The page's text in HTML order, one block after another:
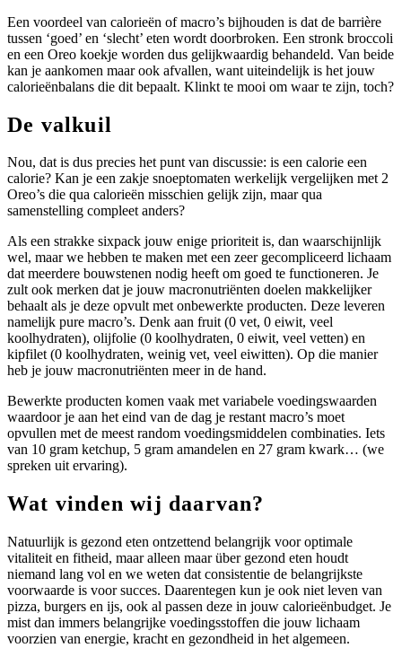
Een voordeel van calorieën of macro’s bijhouden is dat de barrière
tussen ‘goed’ en ‘slecht’ eten wordt doorbroken. Een stronk broccoli
en een Oreo koekje worden dus gelijkwaardig behandeld. Van beide
kan je aankomen maar ook afvallen, want uiteindelijk is het jouw
calorieënbalans die dit bepaalt. Klinkt te mooi om waar te zijn, toch?
De valkuil
Nou, dat is dus precies het punt van discussie: is een calorie een
calorie? Kan je een zakje snoeptomaten werkelijk vergelijken met 2
Oreo’s die qua calorieën misschien gelijk zijn, maar qua
samenstelling compleet anders?
Als een strakke sixpack jouw enige prioriteit is, dan waarschijnlijk
wel, maar we hebben te maken met een zeer gecompliceerd lichaam
dat meerdere bouwstenen nodig heeft om goed te functioneren. Je
zult ook merken dat je jouw macronutriënten doelen makkelijker
behaalt als je deze opvult met onbewerkte producten. Deze leveren
namelijk pure macro’s. Denk aan fruit (0 vet, 0 eiwit, veel
koolhydraten), olijfolie (0 koolhydraten, 0 eiwit, veel vetten) en
kipfilet (0 koolhydraten, weinig vet, veel eiwitten). Op die manier
heb je jouw macronutriënten meer in de hand.
Bewerkte producten komen vaak met variabele voedingswaarden
waardoor je aan het eind van de dag je restant macro’s moet
opvullen met de meest random voedingsmiddelen combinaties. Iets
van 10 gram ketchup, 5 gram amandelen en 27 gram kwark… (we
spreken uit ervaring).
Wat vinden wij daarvan?
Natuurlijk is gezond eten ontzettend belangrijk voor optimale
vitaliteit en fitheid, maar alleen maar über gezond eten houdt
niemand lang vol en we weten dat consistentie de belangrijkste
voorwaarde is voor succes. Daarentegen kun je ook niet leven van
pizza, burgers en ijs, ook al passen deze in jouw calorieënbudget. Je
mist dan immers belangrijke voedingsstoffen die jouw lichaam
voorzien van energie, kracht en gezondheid in het algemeen.